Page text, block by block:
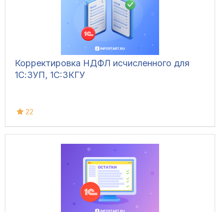
Корректировка НДФЛ исчисленного для
1С:ЗУП, 1C:ЗКГУ
22